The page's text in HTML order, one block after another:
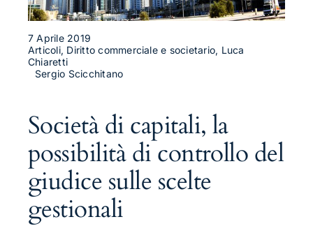
7 Aprile 2019
Articoli, Diritto commerciale e societario, Luca
Chiaretti
Sergio Scicchitano
Società di capitali, la
possibilità di controllo del
giudice sulle scelte
gestionali